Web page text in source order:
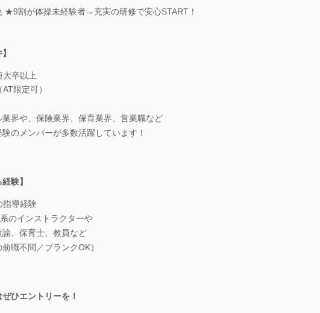
★9割が体操未経験者→充実の研修で安心START！
大卒以上
限定可）
界や、保険業界、保育業界、営業職など
のメンバーが多数活躍しています！
験】
指導経験
のインストラクターや
、保育士、教員など
職不問／ブランクOK）
ひエントリーを！